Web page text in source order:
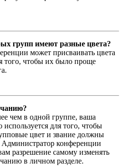
групп имеют разные цвета?
может присваивать цвета
того, чтобы их было проще
чем в одной группе, ваша
для того, чтобы
цвет и звание должны
конференции
разрешение самому изменять
в личном разделе.